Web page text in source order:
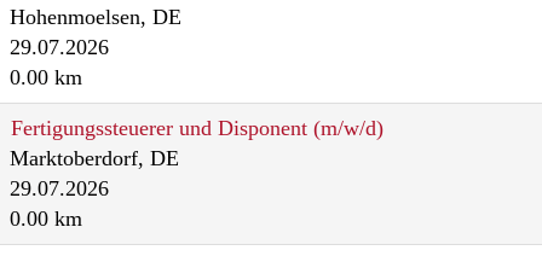
Hohenmoelsen, DE
29.07.2026
0.00 km
Fertigungssteuerer und Disponent (m/w/d)
Marktoberdorf, DE
29.07.2026
0.00 km